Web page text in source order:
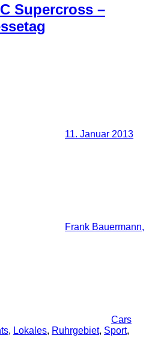
Supercross –
11. Januar 2013
Frank Bauermann,
Cars
, Lokales, Ruhrgebiet, Sport,